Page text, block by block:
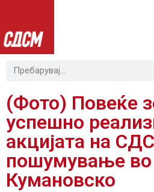
(Фото) Повеќе
успешно
акцијата на
пошумување во
Кумановско